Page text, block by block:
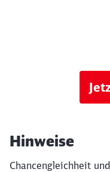
Hinweise
Chancengleichheit